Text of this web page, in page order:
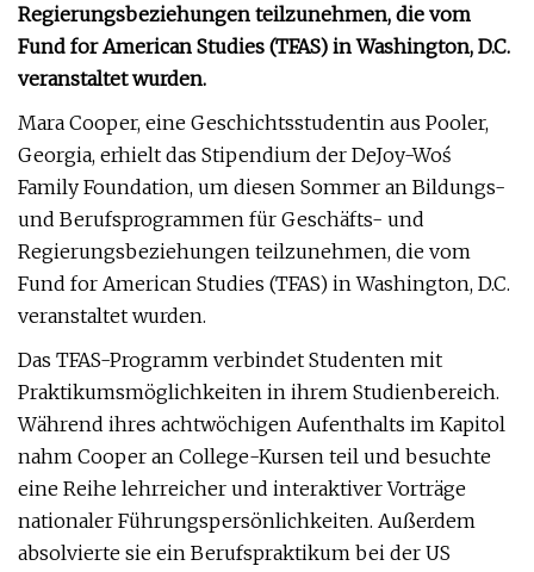
Regierungsbeziehungen teilzunehmen, die vom
Fund for American Studies (TFAS) in Washington, D.C.
veranstaltet wurden.
Mara Cooper, eine Geschichtsstudentin aus Pooler,
Georgia, erhielt das Stipendium der DeJoy-Woś
Family Foundation, um diesen Sommer an Bildungs-
und Berufsprogrammen für Geschäfts- und
Regierungsbeziehungen teilzunehmen, die vom
Fund for American Studies (TFAS) in Washington, D.C.
veranstaltet wurden.
Das TFAS-Programm verbindet Studenten mit
Praktikumsmöglichkeiten in ihrem Studienbereich.
Während ihres achtwöchigen Aufenthalts im Kapitol
nahm Cooper an College-Kursen teil und besuchte
eine Reihe lehrreicher und interaktiver Vorträge
nationaler Führungspersönlichkeiten. Außerdem
absolvierte sie ein Berufspraktikum bei der US